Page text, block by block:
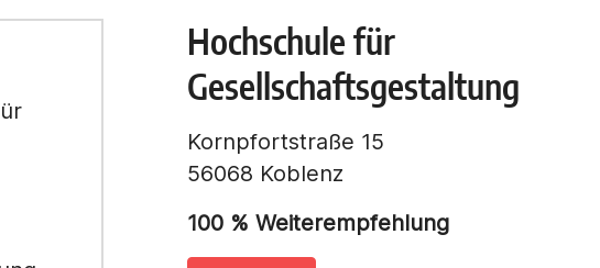
Hochschule für
Gesellschaftsgestaltung
Kornpfortstraße 15
56068 Koblenz
100 % Weiterempfehlung